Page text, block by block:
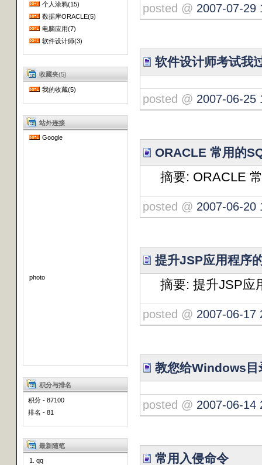
个人涂鸦(15)
数据库ORACLE(5)
电脑应用(7)
软件设计师(3)
收藏夹(5)
我的收藏(5)
站外连接
Google
photo
积分与排名
积分 - 87100
排名 - 81
最新随笔
1. qq
posted @ 2007-07-29
软件设计师考试我
posted @ 2007-06-25
ORACLE 常用的
摘要: ORACLE
posted @ 2007-06-20
提升JSP应用程序
摘要: 提升JSP应
posted @ 2007-06-17
教您给Windows目
posted @ 2007-06-14
常用入侵命令